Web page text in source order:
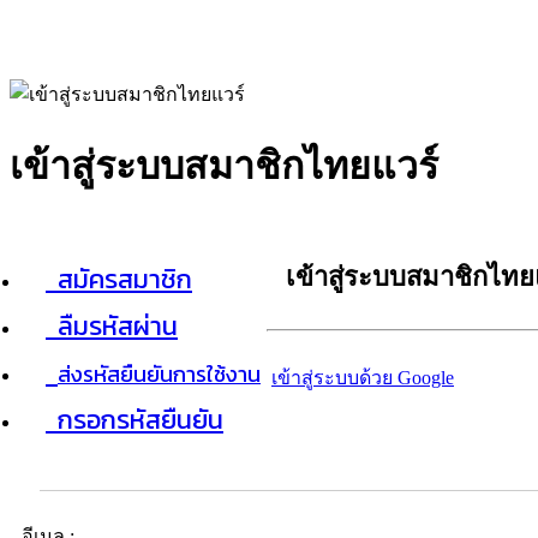
เข้าสู่ระบบสมาชิกไทยแวร์
สมัครสมาชิก
ลืมรหัสผ่าน
ส่งรหัสยืนยันการใช้งาน
กรอกรหัสยืนยัน
เข้าสู่ระบบสมาชิกไท
เข้าสู่ระบบด้วย Google